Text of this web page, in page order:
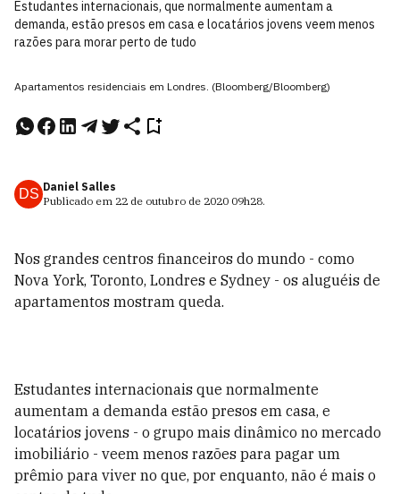
Estudantes internacionais, que normalmente aumentam a
demanda, estão presos em casa e locatários jovens veem menos
razões para morar perto de tudo
Apartamentos residenciais em Londres. (Bloomberg/Bloomberg)
DS Daniel Salles
Publicado em 22 de outubro de 2020 09h28.
Nos grandes centros financeiros do mundo - como
Nova York, Toronto, Londres e Sydney - os aluguéis de
apartamentos mostram queda.
Estudantes internacionais que normalmente
aumentam a demanda estão presos em casa, e
locatários jovens - o grupo mais dinâmico no mercado
imobiliário - veem menos razões para pagar um
prêmio para viver no que, por enquanto, não é mais o